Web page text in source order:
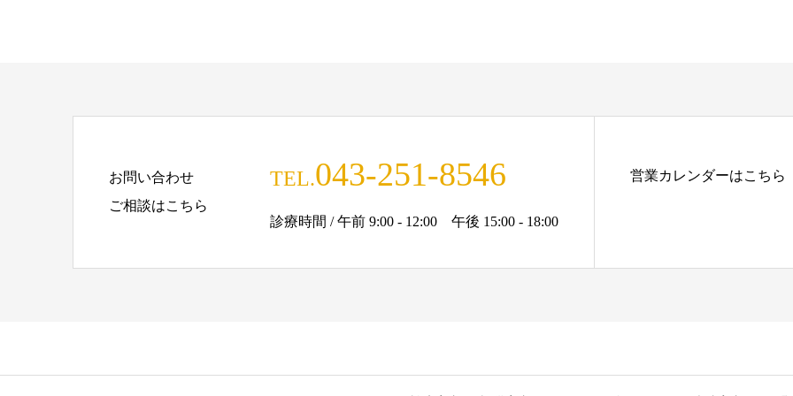
お問い合わせ
ご相談はこちら
TEL.043-251-8546
診療時間 / 午前 9:00 - 12:00 午後 15:00 - 18:00
営業カレンダーはこちら